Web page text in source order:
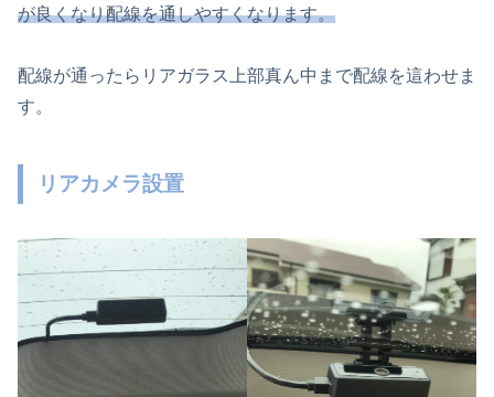
が良くなり配線を通しやすくなります。
配線が通ったらリアガラス上部真ん中まで配線を這わせま
す。
リアカメラ設置